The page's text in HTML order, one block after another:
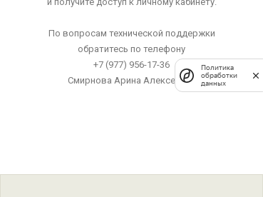
По вопросам технической поддержки
обратитесь по телефону
+7 (977) 956-17-36
Смирнова Арина Алексеевна
Политика
обработки
данных